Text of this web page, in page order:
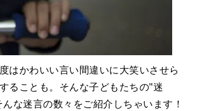
はかわいい言い間違いに大笑いさせら
ることも。そんな子どもたちの"迷
な迷言の数々をご紹介しちゃいます！